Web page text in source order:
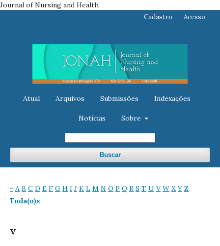
Journal of Nursing and Health
Atual Arquivos Submissões Indexações
Notícias Sobre
Buscar
Cadastro Acesso
- A B C D E F G H I J K L M N O P Q R S T U V W X Y Z
Toda(o)s
V